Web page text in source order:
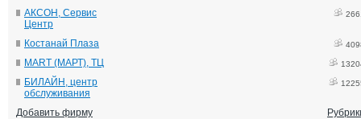
АКСОН, Сервис
Центр
Костанай Плаза
MART (МАРТ), ТЦ
БИЛАЙН, центр
обслуживания
Добавить фирму